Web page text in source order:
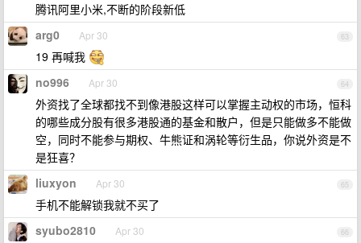
腾讯阿里小米,不断的阶段新低
63
arg0 Apr 30
19 再喊我
64
no996 Apr 30
外资找了全球都找不到像港股这样可以掌握主动权的市场，恒科
的哪些成分股有很多港股通的基金和散户，但是只能做多不能做
空，同时不能参与期权、牛熊证和涡轮等衍生品，你说外资是不
是狂喜？
65
liuxyon Apr 30
手机不能解锁我就不买了
66
syubo2810 Apr 30